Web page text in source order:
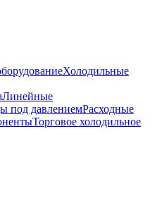
Холодильные
Линейные
под давлениемРасходные
Торговое холодильное